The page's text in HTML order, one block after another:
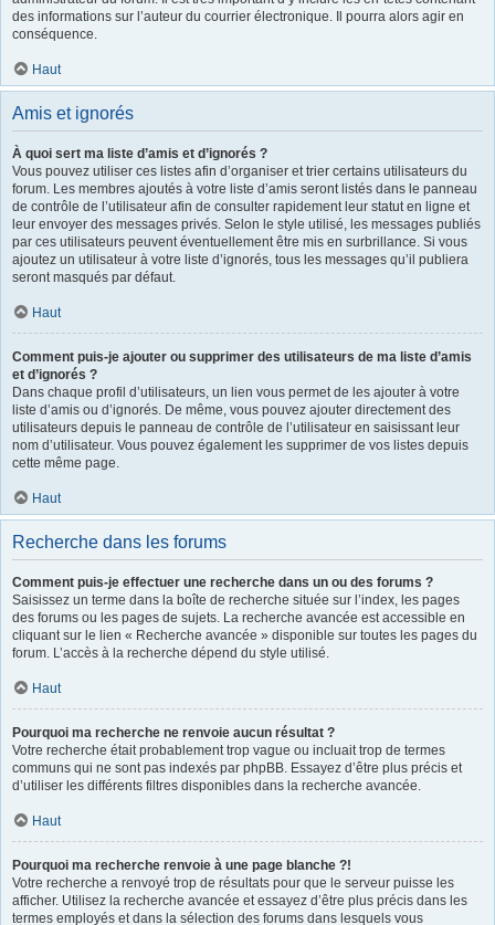
des informations sur l’auteur du courrier électronique. Il pourra alors agir en
conséquence.
Haut
Amis et ignorés
À quoi sert ma liste d’amis et d’ignorés ?
Vous pouvez utiliser ces listes afin d’organiser et trier certains utilisateurs du
forum. Les membres ajoutés à votre liste d’amis seront listés dans le panneau
de contrôle de l’utilisateur afin de consulter rapidement leur statut en ligne et
leur envoyer des messages privés. Selon le style utilisé, les messages publiés
par ces utilisateurs peuvent éventuellement être mis en surbrillance. Si vous
ajoutez un utilisateur à votre liste d’ignorés, tous les messages qu’il publiera
seront masqués par défaut.
Haut
Comment puis-je ajouter ou supprimer des utilisateurs de ma liste d’amis
et d’ignorés ?
Dans chaque profil d’utilisateurs, un lien vous permet de les ajouter à votre
liste d’amis ou d’ignorés. De même, vous pouvez ajouter directement des
utilisateurs depuis le panneau de contrôle de l’utilisateur en saisissant leur
nom d’utilisateur. Vous pouvez également les supprimer de vos listes depuis
cette même page.
Haut
Recherche dans les forums
Comment puis-je effectuer une recherche dans un ou des forums ?
Saisissez un terme dans la boîte de recherche située sur l’index, les pages
des forums ou les pages de sujets. La recherche avancée est accessible en
cliquant sur le lien « Recherche avancée » disponible sur toutes les pages du
forum. L’accès à la recherche dépend du style utilisé.
Haut
Pourquoi ma recherche ne renvoie aucun résultat ?
Votre recherche était probablement trop vague ou incluait trop de termes
communs qui ne sont pas indexés par phpBB. Essayez d’être plus précis et
d’utiliser les différents filtres disponibles dans la recherche avancée.
Haut
Pourquoi ma recherche renvoie à une page blanche ?!
Votre recherche a renvoyé trop de résultats pour que le serveur puisse les
afficher. Utilisez la recherche avancée et essayez d’être plus précis dans les
termes employés et dans la sélection des forums dans lesquels vous